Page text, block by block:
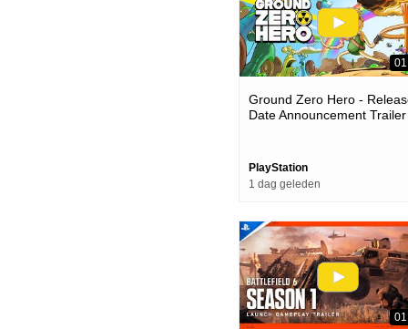
Ground Zero Hero -
Date Announcement
PlayStation
1 dag geleden